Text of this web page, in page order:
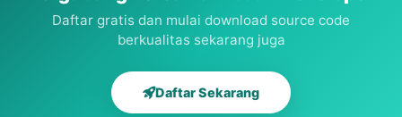
Daftar gratis dan mulai download source code
berkualitas sekarang juga
Daftar Sekarang